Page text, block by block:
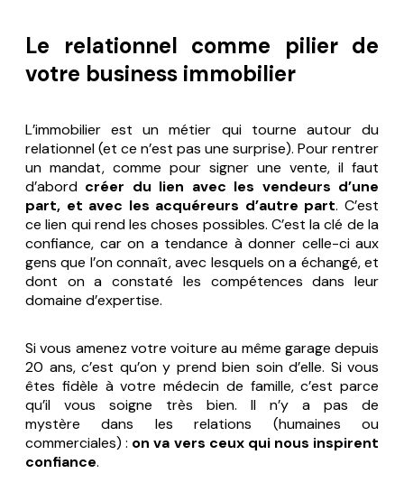
Le relationnel comme pilier de
votre business immobilier
L’immobilier est un métier qui tourne autour du
relationnel (et ce n’est pas une surprise). Pour rentrer
un mandat, comme pour signer une vente, il faut
d’abord créer du lien avec les vendeurs d’une
part, et avec les acquéreurs d’autre part. C’est
ce lien qui rend les choses possibles. C’est la clé de la
confiance, car on a tendance à donner celle-ci aux
gens que l’on connaît, avec lesquels on a échangé, et
dont on a constaté les compétences dans leur
domaine d’expertise.
Si vous amenez votre voiture au même garage depuis
20 ans, c’est qu’on y prend bien soin d’elle. Si vous
êtes fidèle à votre médecin de famille, c’est parce
qu’il vous soigne très bien. Il n’y a pas de
mystère dans les relations (humaines ou
commerciales) : on va vers ceux qui nous inspirent
confiance.